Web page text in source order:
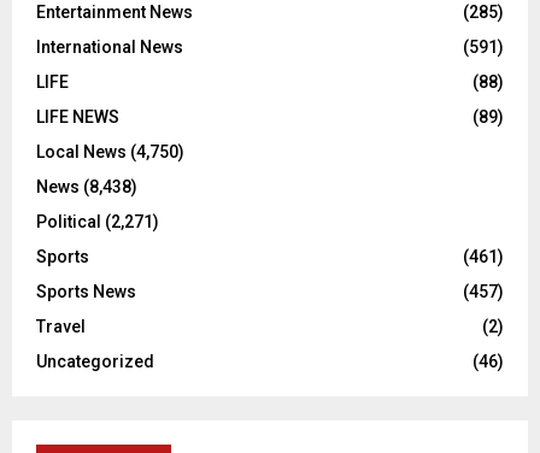
Entertainment News
(285)
International News
(591)
LIFE
(88)
LIFE NEWS
(89)
Local News (4,750)
News (8,438)
Political (2,271)
Sports
(461)
Sports News
(457)
Travel
(2)
Uncategorized
(46)